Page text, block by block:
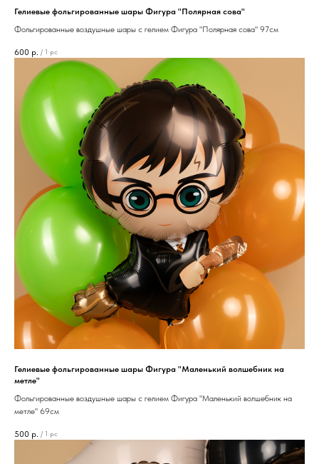
Гелиевые фольгированные шары Фигура "Полярная сова"
Фольгированные воздушные шары с гелием Фигура "Полярная сова" 97см
600 р. / 1 pc
Гелиевые фольгированные шары Фигура "Маленький волшебник на
метле"
Фольгированные воздушные шары с гелием Фигура "Маленький волшебник на
метле" 69см
500 р. / 1 pc